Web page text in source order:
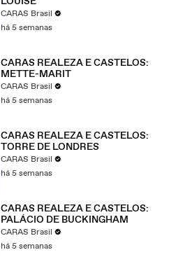
CARAS Brasil
há 5 semanas
CARAS REALEZA E CASTELOS:
METTE-MARIT
CARAS Brasil
há 5 semanas
CARAS REALEZA E CASTELOS:
TORRE DE LONDRES
CARAS Brasil
há 5 semanas
CARAS REALEZA E CASTELOS:
PALÁCIO DE BUCKINGHAM
CARAS Brasil
há 5 semanas